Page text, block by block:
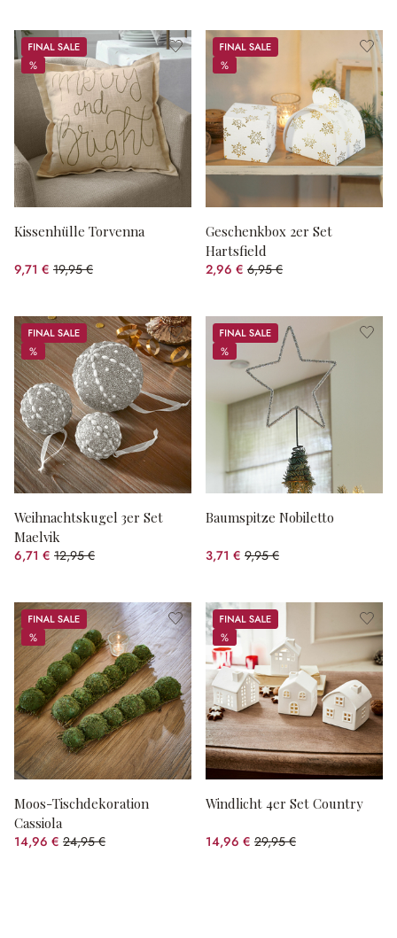
Sale
%
%
Kissenhülle Torvenna
9,71 € 19,95 €
(51.33% gespart)
Sale
%
%
Geschenkbox 2er Set
Hartsfield
2,96 € 6,95 €
(57.41% gespart)
Sale
%
%
Weihnachtskugel 3er Set
Maelvik
6,71 € 12,95 €
(48.19% gespart)
Sale
%
%
Baumspitze Nobiletto
3,71 € 9,95 €
(62.71% gespart)
Sale
%
%
Moos-Tischdekoration
Cassiola
14,96 € 24,95 €
(40.04% gespart)
Sale
%
%
Windlicht 4er Set Country
14,96 € 29,95 €
(50.05% gespart)